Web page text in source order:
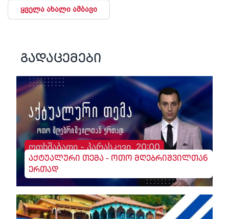
ყველა ახალი ამბავი
გადაცემები
ოთხშაბათი - პარასკევი, 20:00
აქტუალური თემა - ოთო მღებრიშვილთან
ერთად